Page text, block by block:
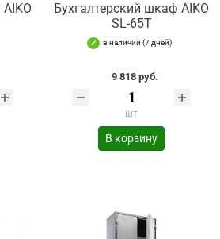
Бухгалтерский шкаф AIKO
SL-65Т
в наличии (7 дней)
9 818 руб.
шт
В корзину